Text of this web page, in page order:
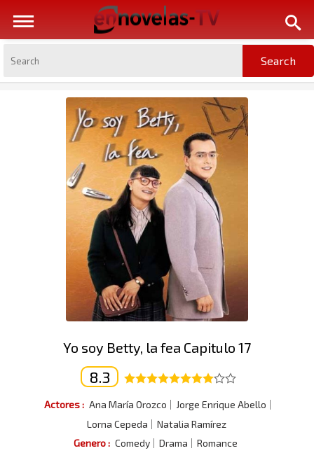
Yo soy Betty, la fea Capitulo 17
8.3
Actores : Ana María Orozco
Jorge Enrique Abello
Lorna Cepeda
Natalia Ramírez
Genero : Comedy Drama
Romance